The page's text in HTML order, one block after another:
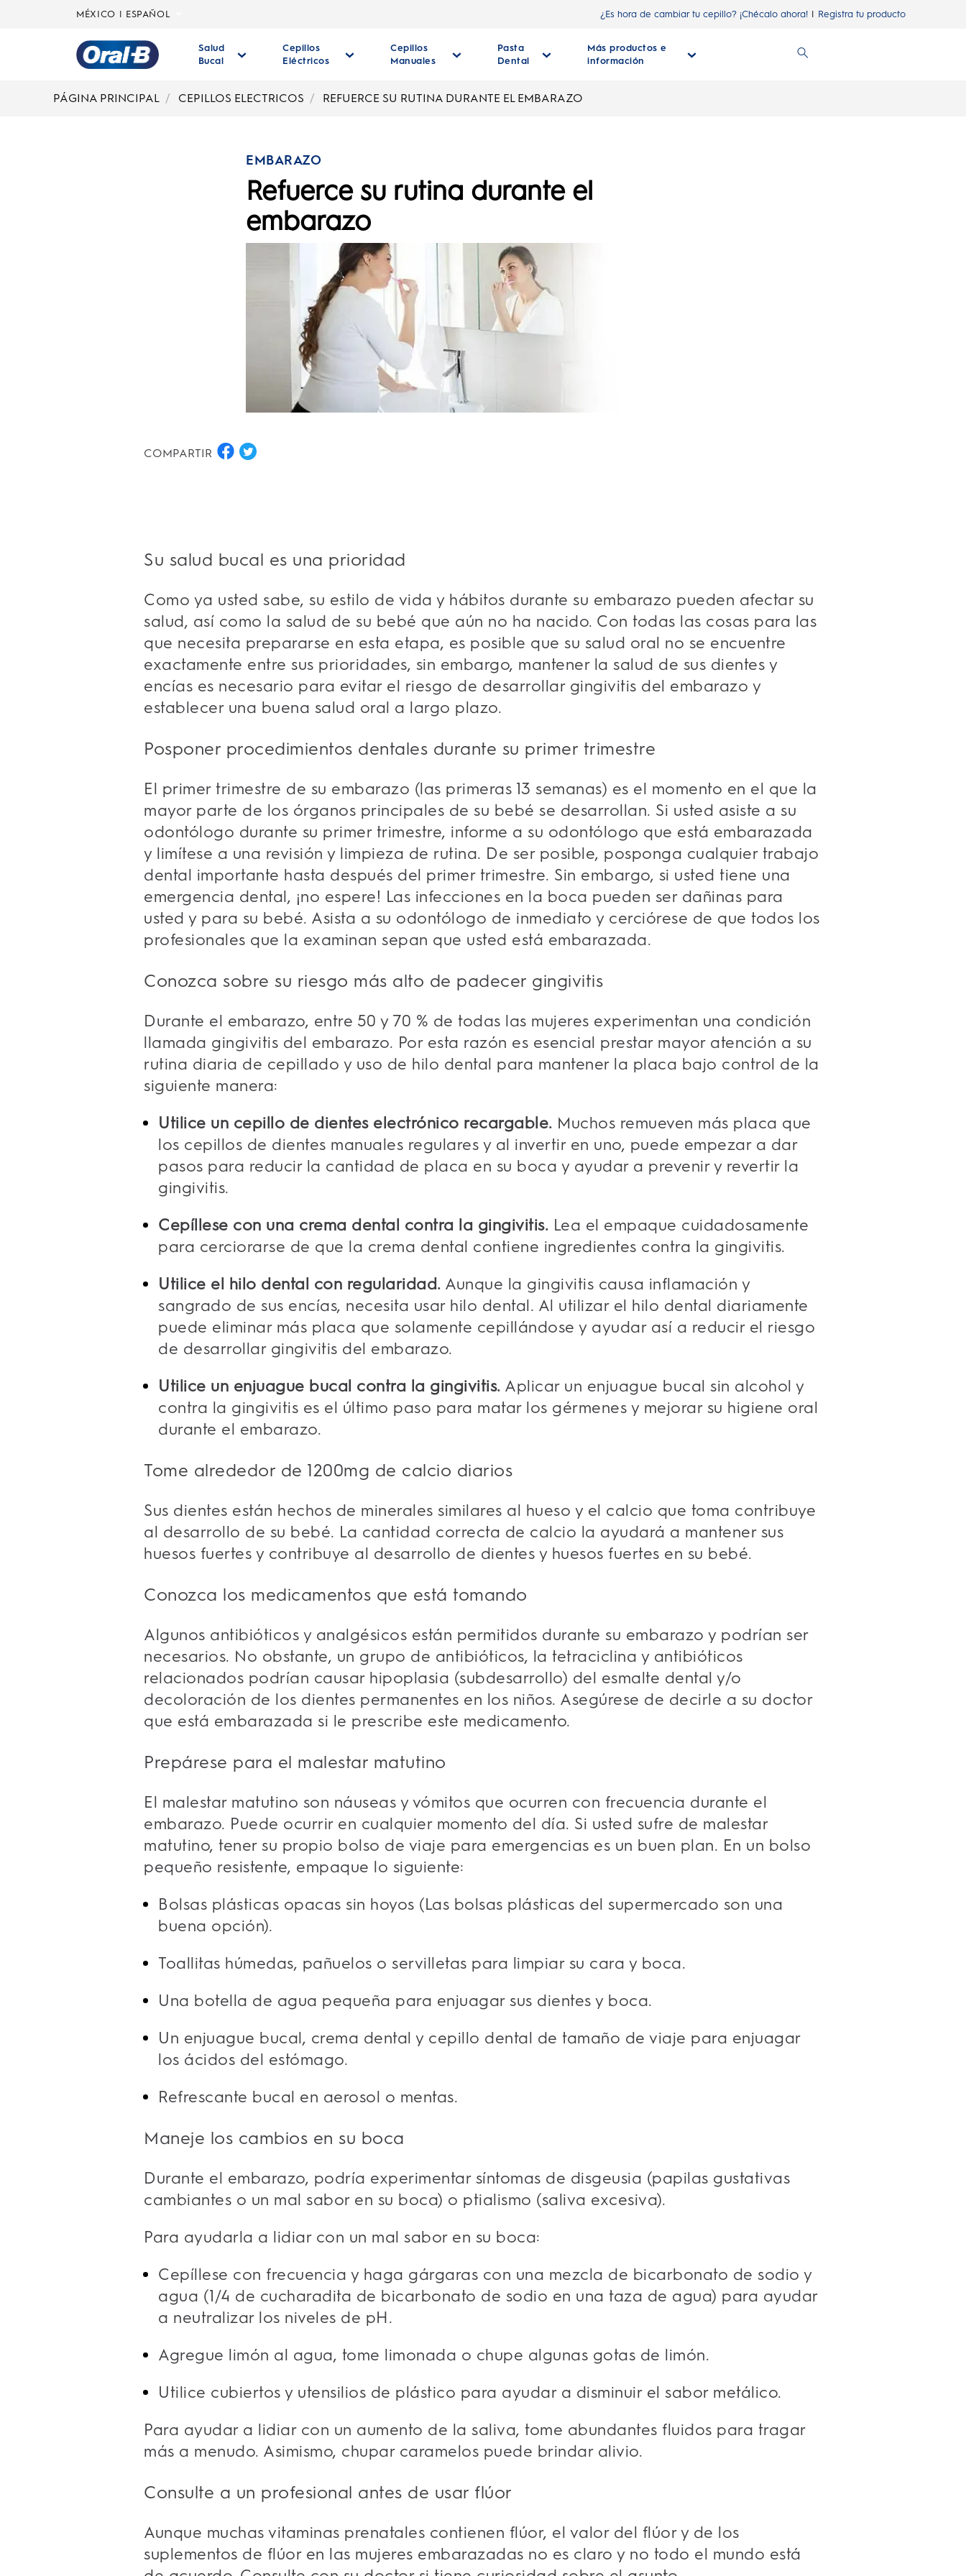
MÉXICO | ESPAÑOL ¿Es hora de cambiar tu cepillo? ¡Chécalo ahora! Registra tu producto
principal
Salud
Bucal
Cepillos
Eléctricos
Cepillos
Manuales
Pasta
Dental
Más productos e
información
PÁGINA PRINCIPAL CEPILLOS ELECTRICOS REFUERCE SU RUTINA DURANTE EL EMBARAZO
EMBARAZO
Refuerce su rutina durante el
embarazo
COMPARTIR
Su salud bucal es una prioridad
Como ya usted sabe, su estilo de vida y hábitos durante su embarazo pueden afectar su
salud, así como la salud de su bebé que aún no ha nacido. Con todas las cosas para las
que necesita prepararse en esta etapa, es posible que su salud oral no se encuentre
exactamente entre sus prioridades, sin embargo, mantener la salud de sus dientes y
encías es necesario para evitar el riesgo de desarrollar gingivitis del embarazo y
establecer una buena salud oral a largo plazo.
Posponer procedimientos dentales durante su primer trimestre
El primer trimestre de su embarazo (las primeras 13 semanas) es el momento en el que la
mayor parte de los órganos principales de su bebé se desarrollan. Si usted asiste a su
odontólogo durante su primer trimestre, informe a su odontólogo que está embarazada
y limítese a una revisión y limpieza de rutina. De ser posible, posponga cualquier trabajo
dental importante hasta después del primer trimestre. Sin embargo, si usted tiene una
emergencia dental, ¡no espere! Las infecciones en la boca pueden ser dañinas para
usted y para su bebé. Asista a su odontólogo de inmediato y cerciórese de que todos los
profesionales que la examinan sepan que usted está embarazada.
Conozca sobre su riesgo más alto de padecer gingivitis
Durante el embarazo, entre 50 y 70 % de todas las mujeres experimentan una condición
llamada gingivitis del embarazo. Por esta razón es esencial prestar mayor atención a su
rutina diaria de cepillado y uso de hilo dental para mantener la placa bajo control de la
siguiente manera:
Utilice un cepillo de dientes electrónico recargable. Muchos remueven más placa que
los cepillos de dientes manuales regulares y al invertir en uno, puede empezar a dar
pasos para reducir la cantidad de placa en su boca y ayudar a prevenir y revertir la
gingivitis.
Cepíllese con una crema dental contra la gingivitis. Lea el empaque cuidadosamente
para cerciorarse de que la crema dental contiene ingredientes contra la gingivitis.
Utilice el hilo dental con regularidad. Aunque la gingivitis causa inflamación y
sangrado de sus encías, necesita usar hilo dental. Al utilizar el hilo dental diariamente
puede eliminar más placa que solamente cepillándose y ayudar así a reducir el riesgo
de desarrollar gingivitis del embarazo.
Utilice un enjuague bucal contra la gingivitis. Aplicar un enjuague bucal sin alcohol y
contra la gingivitis es el último paso para matar los gérmenes y mejorar su higiene oral
durante el embarazo.
Tome alrededor de 1200mg de calcio diarios
Sus dientes están hechos de minerales similares al hueso y el calcio que toma contribuye
al desarrollo de su bebé. La cantidad correcta de calcio la ayudará a mantener sus
huesos fuertes y contribuye al desarrollo de dientes y huesos fuertes en su bebé.
Conozca los medicamentos que está tomando
Algunos antibióticos y analgésicos están permitidos durante su embarazo y podrían ser
necesarios. No obstante, un grupo de antibióticos, la tetraciclina y antibióticos
relacionados podrían causar hipoplasia (subdesarrollo) del esmalte dental y/o
decoloración de los dientes permanentes en los niños. Asegúrese de decirle a su doctor
que está embarazada si le prescribe este medicamento.
Prepárese para el malestar matutino
El malestar matutino son náuseas y vómitos que ocurren con frecuencia durante el
embarazo. Puede ocurrir en cualquier momento del día. Si usted sufre de malestar
matutino, tener su propio bolso de viaje para emergencias es un buen plan. En un bolso
pequeño resistente, empaque lo siguiente:
Bolsas plásticas opacas sin hoyos (Las bolsas plásticas del supermercado son una
buena opción).
Toallitas húmedas, pañuelos o servilletas para limpiar su cara y boca.
Una botella de agua pequeña para enjuagar sus dientes y boca.
Un enjuague bucal, crema dental y cepillo dental de tamaño de viaje para enjuagar
los ácidos del estómago.
Refrescante bucal en aerosol o mentas.
Maneje los cambios en su boca
Durante el embarazo, podría experimentar síntomas de disgeusia (papilas gustativas
cambiantes o un mal sabor en su boca) o ptialismo (saliva excesiva).
Para ayudarla a lidiar con un mal sabor en su boca:
Cepíllese con frecuencia y haga gárgaras con una mezcla de bicarbonato de sodio y
agua (1/4 de cucharadita de bicarbonato de sodio en una taza de agua) para ayudar
a neutralizar los niveles de pH.
Agregue limón al agua, tome limonada o chupe algunas gotas de limón.
Utilice cubiertos y utensilios de plástico para ayudar a disminuir el sabor metálico.
Para ayudar a lidiar con un aumento de la saliva, tome abundantes fluidos para tragar
más a menudo. Asimismo, chupar caramelos puede brindar alivio.
Consulte a un profesional antes de usar flúor
Aunque muchas vitaminas prenatales contienen flúor, el valor del flúor y de los
suplementos de flúor en las mujeres embarazadas no es claro y no todo el mundo está